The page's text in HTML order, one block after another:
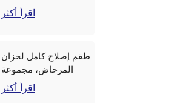
اقرأ أكثر
طقم إصلاح كامل لخزان
المرحاض، مجموعة
بوصة
اقرأ أكثر